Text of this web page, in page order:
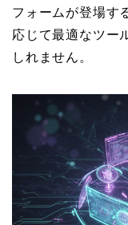
フォームが登場す
応じて最適なツー
しれません。